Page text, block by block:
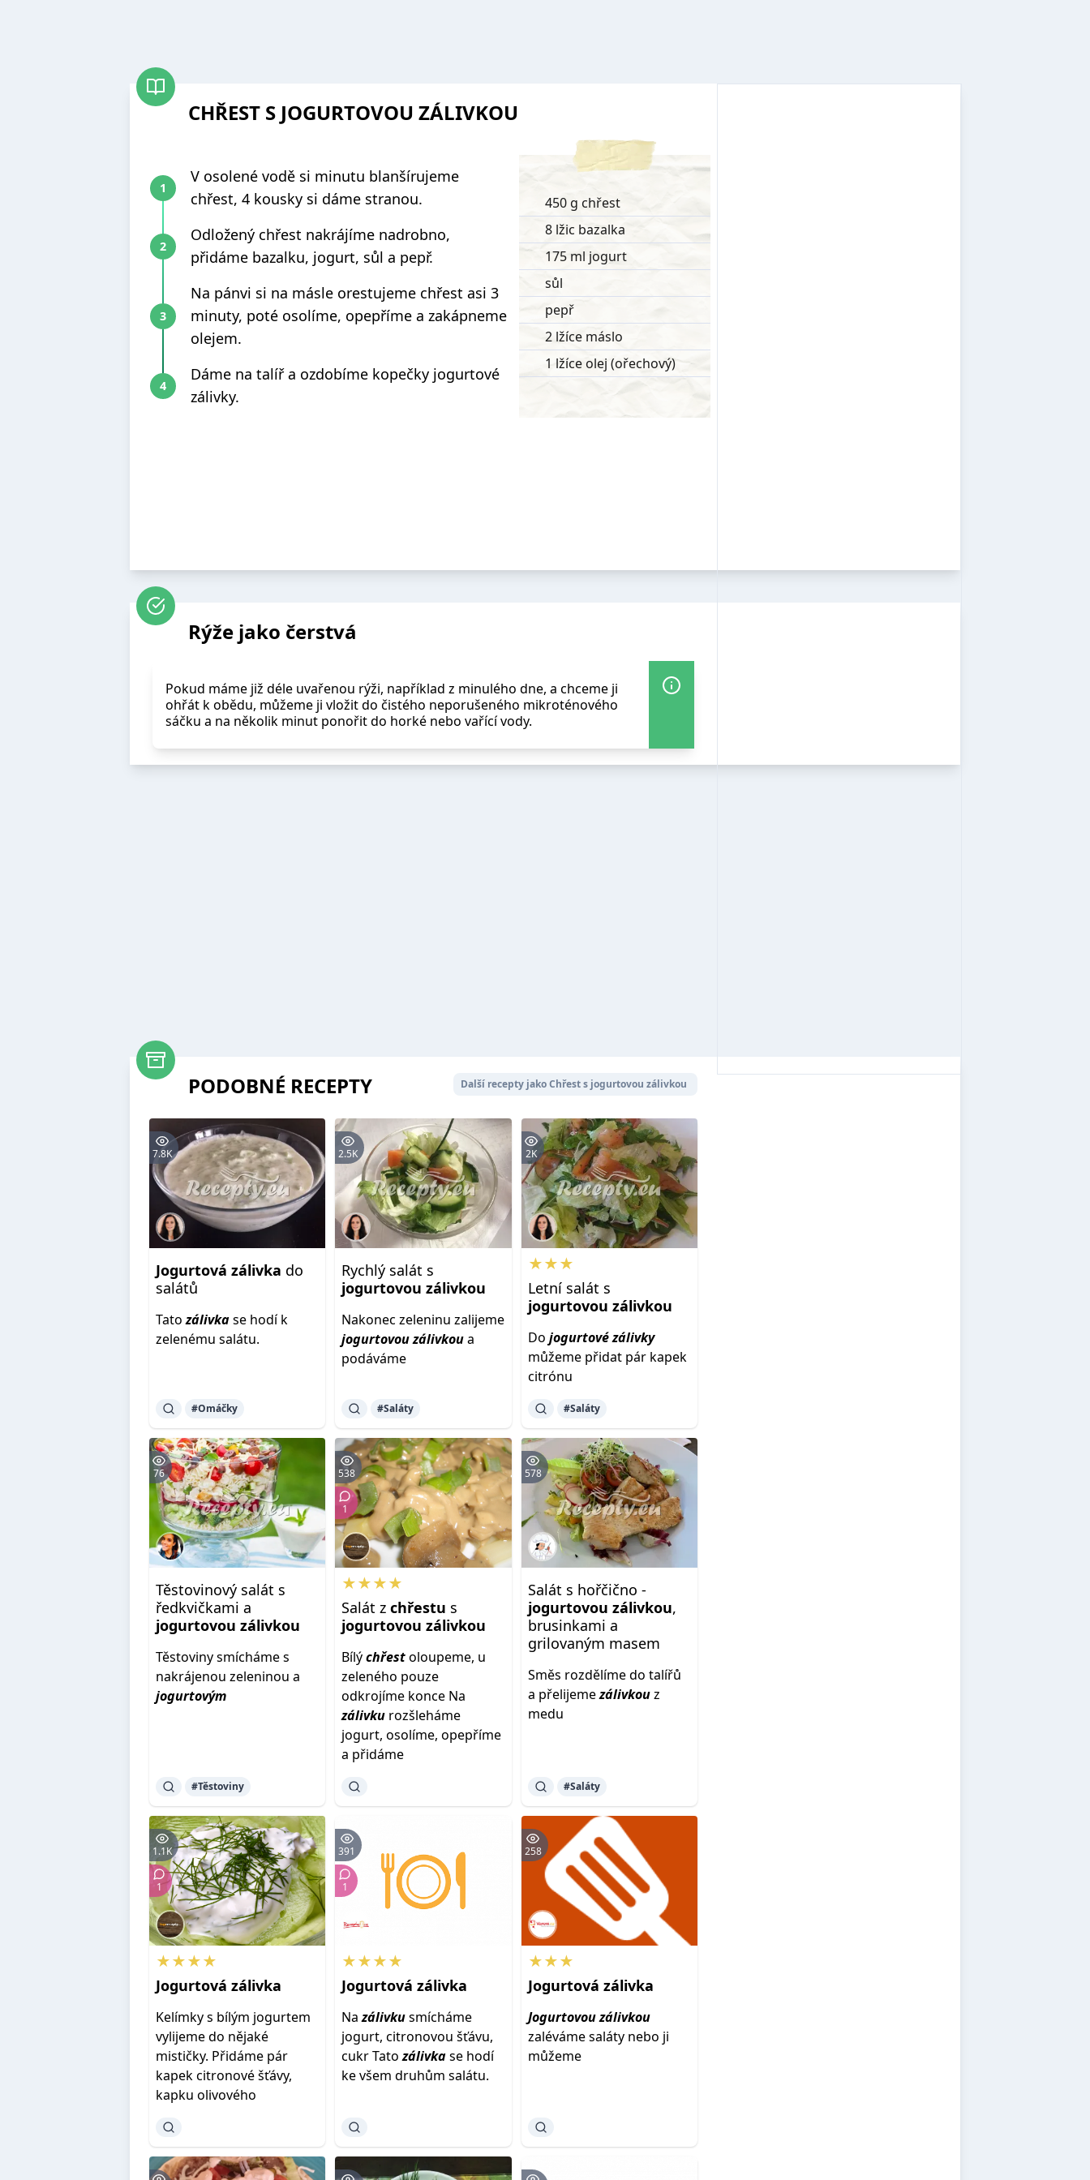
CHŘEST S JOGURTOVOU ZÁLIVKOU
V osolené vodě si minutu blanšírujeme
chřest, 4 kousky si dáme stranou.
Odložený chřest nakrájíme nadrobno,
přidáme bazalku, jogurt, sůl a pepř.
Na pánvi si na másle orestujeme chřest asi 3
minuty, poté osolíme, opepříme a zakápneme
olejem.
Dáme na talíř a ozdobíme kopečky jogurtové
zálivky.
450 g chřest
8 lžic bazalka
175 ml jogurt
sůl
pepř
2 lžíce máslo
1 lžíce olej (ořechový)
Rýže jako čerstvá
Pokud máme již déle uvařenou rýži, například z minulého dne, a chceme ji
ohřát k obědu, můžeme ji vložit do čistého neporušeného mikroténového
sáčku a na několik minut ponořit do horké nebo vařící vody.
PODOBNÉ RECEPTY Další recepty jako Chřest s jogurtovou zálivkou
7.8K
Jogurtová zálivka do
salátů
Tatozálivkase hodí k
zelenému salátu.
#Omáčky
2.5K
Rychlý salát s
jogurtovou zálivkou
Nakonec zeleninu zalijeme
jogurtovouzálivkoua
podáváme
#Saláty
2K
★★★
Letní salát s
jogurtovou zálivkou
Do jogurtovézálivky
můžeme přidat pár kapek
citrónu
#Saláty
76
Těstovinový salát s
ředkvičkami a
jogurtovou zálivkou
Těstoviny smícháme s
nakrájenou zeleninou a
jogurtovým
#Těstoviny
538
1
★★★★
Salát zchřestu s
jogurtovou zálivkou
Bílýchřestoloupeme, u
zeleného pouze
odkrojíme konce Na
zálivku rozšleháme
jogurt, osolíme, opepříme
a přidáme
578
Salát s hořčično -
jogurtovou zálivkou,
brusinkami a
grilovaným masem
Směs rozdělíme do talířů
a přelijemezálivkouz
medu
#Saláty
1.1K
1
★★★★
Jogurtová zálivka
Kelímky s bílým jogurtem
vylijeme do nějaké
mističky. Přidáme pár
kapek citronové šťávy,
kapku olivového
391
1
★★★★
Jogurtová zálivka
Nazálivkusmícháme
jogurt, citronovou šťávu,
cukr Tatozálivkase hodí
ke všem druhům salátu.
258
★★★
Jogurtová zálivka
Jogurtovouzálivkou
zaléváme saláty nebo ji
můžeme